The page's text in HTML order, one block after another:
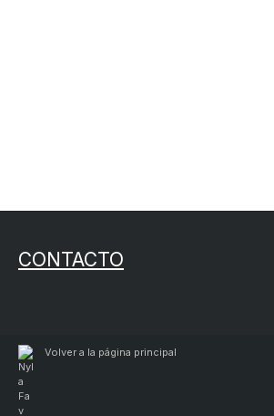
CONTACTO
Volver a la página principal